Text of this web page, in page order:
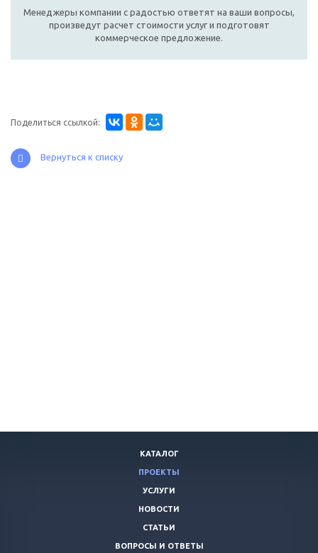
Менеджеры компании с радостью ответят на ваши вопросы,
произведут расчет стоимости услуг и подготовят
коммерческое предложение.
Поделиться ссылкой:
Вернуться к списку
КАТАЛОГ
ПРОЕКТЫ
УСЛУГИ
НОВОСТИ
СТАТЬИ
ВОПРОСЫ И ОТВЕТЫ